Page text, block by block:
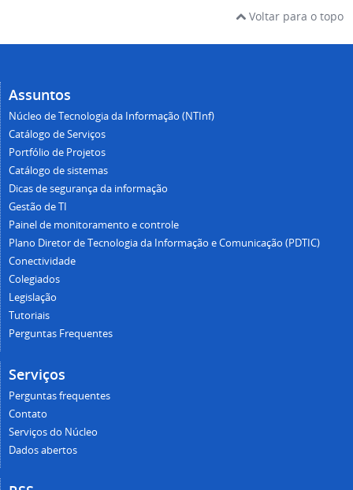
Voltar para o topo
Assuntos
Núcleo de Tecnologia da Informação (NTInf)
Catálogo de Serviços
Portfólio de Projetos
Catálogo de sistemas
Dicas de segurança da informação
Gestão de TI
Painel de monitoramento e controle
Plano Diretor de Tecnologia da Informação e Comunicação (PDTIC)
Conectividade
Colegiados
Legislação
Tutoriais
Perguntas Frequentes
Serviços
Perguntas frequentes
Contato
Serviços do Núcleo
Dados abertos